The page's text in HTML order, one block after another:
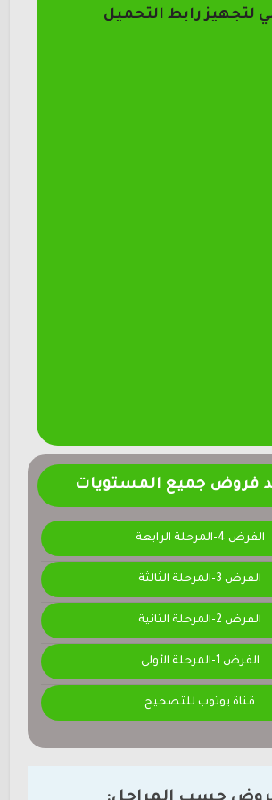
الفرض 4-المرحلة الرابعة
الفرض 3-المرحلة الثالثة
الفرض 2-المرحلة الثانية
الفرض 1-المرحلة الأولى
قناة يوتوب للتصحيح
حسب المراحل: